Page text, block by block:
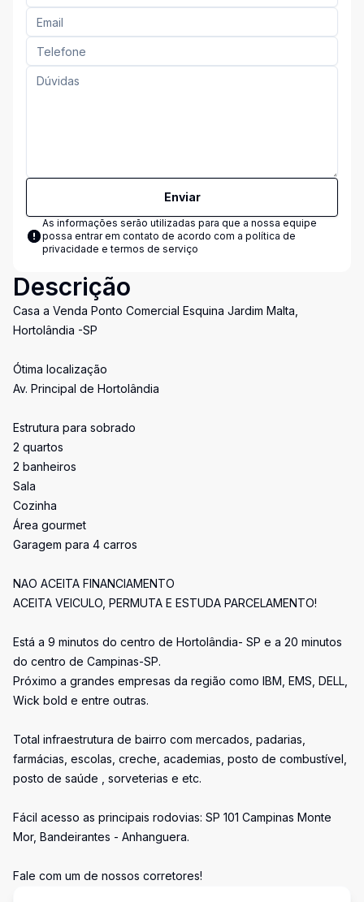
Enviar
As informações serão utilizadas para que a nossa equipe
possa entrar em contato de acordo com a política de
privacidade e termos de serviço
Descrição
Casa a Venda Ponto Comercial Esquina Jardim Malta,
Hortolândia -SP
Ótima localização
Av. Principal de Hortolândia
Estrutura para sobrado
2 quartos
2 banheiros
Sala
Cozinha
Área gourmet
Garagem para 4 carros
NAO ACEITA FINANCIAMENTO
ACEITA VEICULO, PERMUTA E ESTUDA PARCELAMENTO!
Está a 9 minutos do centro de Hortolândia- SP e a 20 minutos
do centro de Campinas-SP.
Próximo a grandes empresas da região como IBM, EMS, DELL,
Wick bold e entre outras.
Total infraestrutura de bairro com mercados, padarias,
farmácias, escolas, creche, academias, posto de combustível,
posto de saúde , sorveterias e etc.
Fácil acesso as principais rodovias: SP 101 Campinas Monte
Mor, Bandeirantes - Anhanguera.
Fale com um de nossos corretores!